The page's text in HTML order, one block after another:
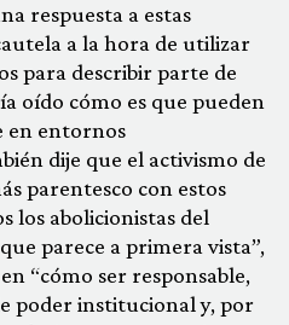
respuesta a estas
a la hora de utilizar
para describir parte de
oído cómo es que pueden
en entornos
dije que el activismo de
parentesco con estos
los abolicionistas del
parece a primera vista”,
“cómo ser responsable,
poder institucional y, por